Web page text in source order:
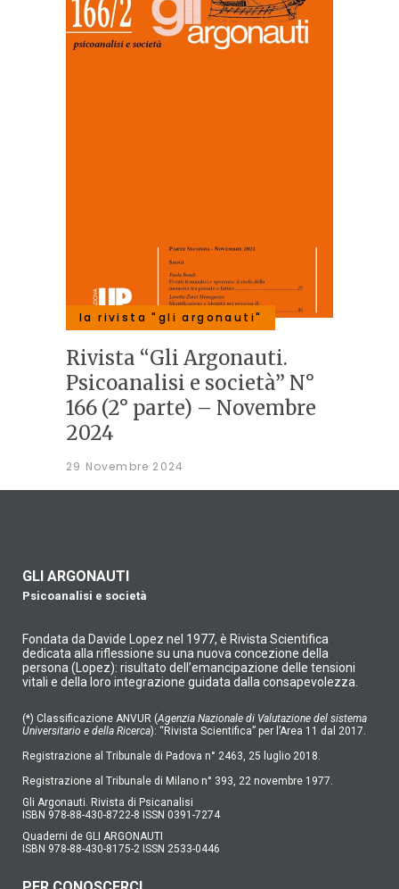
la rivista "gli argonauti"
Rivista “Gli Argonauti.
Psicoanalisi e società” N°
166 (2° parte) – Novembre
2024
29 Novembre 2024
GLI ARGONAUTI
Psicoanalisi e società
Fondata da Davide Lopez nel 1977, è Rivista Scientifica
dedicata alla riflessione su una nuova concezione della
persona (Lopez): risultato dell’emancipazione delle tensioni
vitali e della loro integrazione guidata dalla consapevolezza.
(*) Classificazione ANVUR (Agenzia Nazionale di Valutazione del sistema
Universitario e della Ricerca): “Rivista Scientifica” per l’Area 11 dal 2017.
Registrazione al Tribunale di Padova n° 2463, 25 luglio 2018.
Registrazione al Tribunale di Milano n° 393, 22 novembre 1977.
Gli Argonauti. Rivista di Psicanalisi
ISBN 978-88-430-8722-8 ISSN 0391-7274
Quaderni de GLI ARGONAUTI
ISBN 978-88-430-8175-2 ISSN 2533-0446